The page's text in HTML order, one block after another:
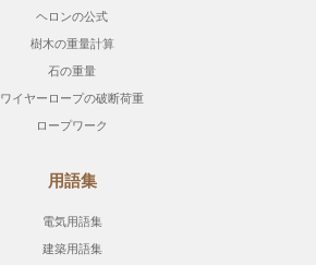
ヘロンの公式
樹木の重量計算
石の重量
ワイヤーロープの破断荷重
ロープワーク
用語集
電気用語集
建築用語集